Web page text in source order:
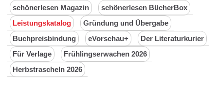
schönerlesen Magazin
schönerlesen BücherBox
Leistungskatalog
Gründung und Übergabe
Buchpreisbindung
eVorschau+
Der Literaturkurier
Für Verlage
Frühlingserwachen 2026
Herbstrascheln 2026